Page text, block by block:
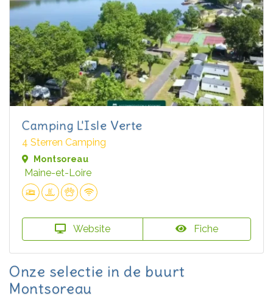
Camping L'Isle Verte
4 Sterren Camping
Montsoreau
Maine-et-Loire
Website Fiche
Onze selectie in de buurt
Montsoreau